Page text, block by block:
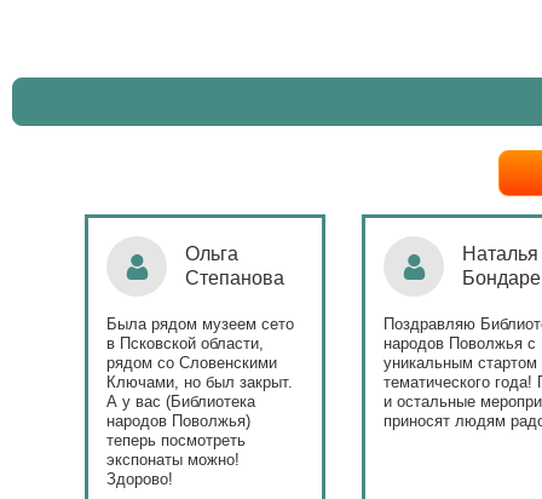
Ольга
Степанова
Была рядом музеем сето
в Псковской области,
рядом со Словенскими
Ключами, но был закрыт.
А у вас (Библиотека
народов Поволжья)
теперь посмотреть
экспонаты можно!
Здорово!
Наталья
Поздравляю
народов Поволжья с
уникальным стартом
тематического года!
и остальные
приносят людям